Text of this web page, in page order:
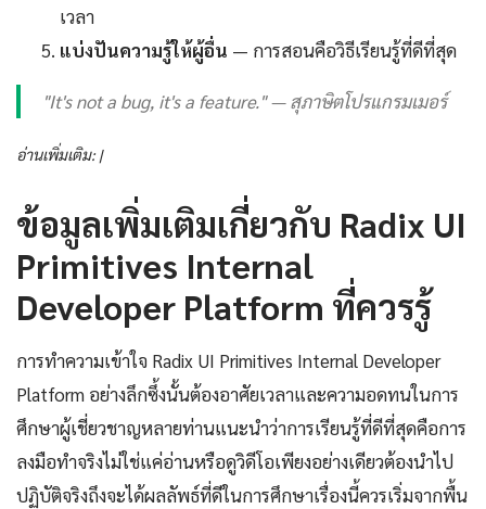
เวลา
แบ่งปันความรู้ให้ผู้อื่น — การสอนคือวิธีเรียนรู้ที่ดีที่สุด
"It's not a bug, it's a feature." — สุภาษิตโปรแกรมเมอร์
อ่านเพิ่มเติม: |
ข้อมูลเพิ่มเติมเกี่ยวกับ Radix UI
Primitives Internal
Developer Platform ที่ควรรู้
การทำความเข้าใจ Radix UI Primitives Internal Developer
Platform อย่างลึกซึ้งนั้นต้องอาศัยเวลาและความอดทนในการ
ศึกษาผู้เชี่ยวชาญหลายท่านแนะนำว่าการเรียนรู้ที่ดีที่สุดคือการ
ลงมือทำจริงไม่ใช่แค่อ่านหรือดูวิดีโอเพียงอย่างเดียวต้องนำไป
ปฏิบัติจริงถึงจะได้ผลลัพธ์ที่ดีในการศึกษาเรื่องนี้ควรเริ่มจากพื้น